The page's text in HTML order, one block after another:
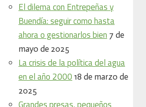
El dilema con Entrepeñas y
Buendía: seguir como hasta
ahora o gestionarlos bien 7 de
mayo de 2025
La crisis de la política del agua
en el año 2000 18 de marzo de
2025